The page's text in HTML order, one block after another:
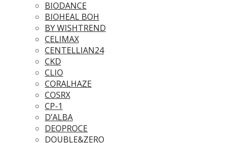
BIODANCE
BIOHEAL BOH
BY WISHTREND
CELIMAX
CENTELLIAN24
CKD
CLIO
CORALHAZE
COSRX
CP-1
D’ALBA
DEOPROCE
DOUBLE&ZERO